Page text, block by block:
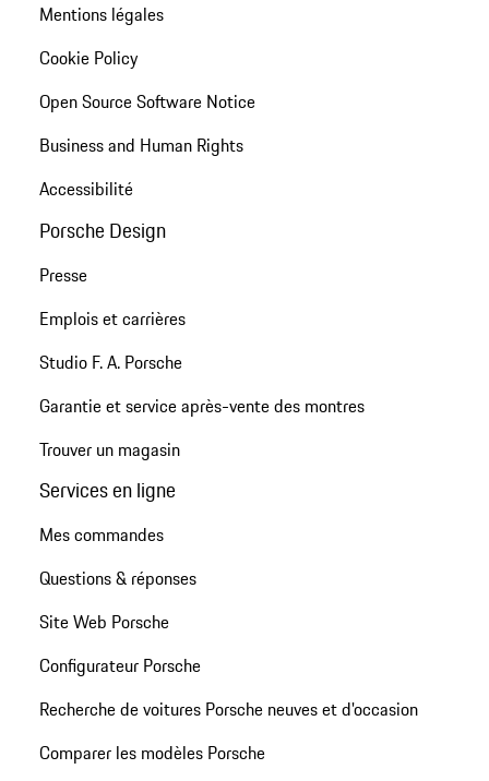
Mentions légales
Cookie Policy
Open Source Software Notice
Business and Human Rights
Accessibilité
Porsche Design
Presse
Emplois et carrières
Studio F. A. Porsche
Garantie et service après-vente des montres
Trouver un magasin
Services en ligne
Mes commandes
Questions & réponses
Site Web Porsche
Configurateur Porsche
Recherche de voitures Porsche neuves et d'occasion
Comparer les modèles Porsche